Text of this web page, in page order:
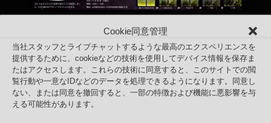
Cookie同意管理
当社スタッフとライブチャットするような最高のエクスペリエンスを
提供するために、cookieなどの技術を使用してデバイス情報を保存ま
たはアクセスします。これらの技術に同意すると、このサイトでの閲
覧行動や一意なIDなどのデータを処理できるようになります。同意し
ない、または同意を撤回すると、一部の特徴および機能に悪影響を与
える可能性があります。